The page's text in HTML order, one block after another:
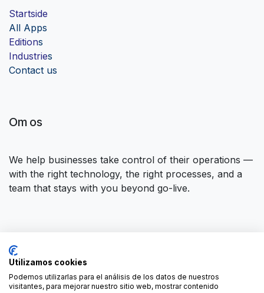
Startside
All Apps
Editions
Industries
Contact us
Om os
We help businesses take control of their operations —
with the right technology, the right processes, and a
team that stays with you beyond go-live.
Kontakt os
contact@forgeflow.com
Utilizamos cookies
Podemos utilizarlas para el análisis de los datos de nuestros
visitantes, para mejorar nuestro sitio web, mostrar contenido